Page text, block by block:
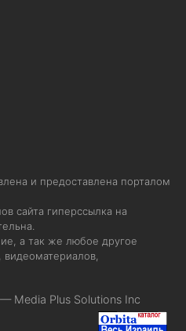
и предоставлена порталом
сайта гиперссылка на
а так же любое другое
— Media Plus Solutions Inc